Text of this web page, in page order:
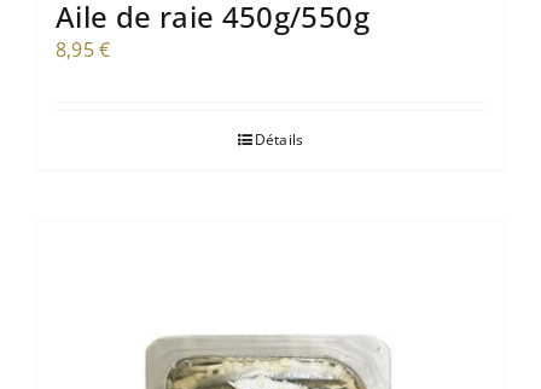
Aile de raie 450g/550g
8,95€
Détails